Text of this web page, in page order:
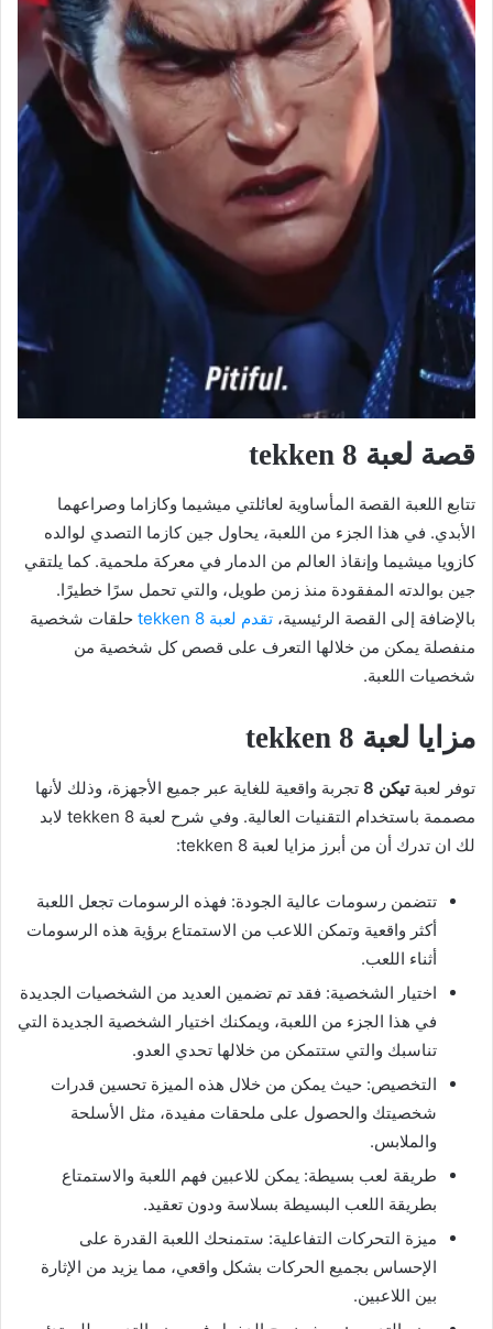
قصة لعبة tekken 8
تتابع اللعبة القصة المأساوية لعائلتي ميشيما وكازاما وصراعهما
الأبدي. في هذا الجزء من اللعبة، يحاول جين كازما التصدي لوالده
كازويا ميشيما وإنقاذ العالم من الدمار في معركة ملحمية. كما يلتقي
جين بوالدته المفقودة منذ زمن طويل، والتي تحمل سرًا خطيرًا.
بالإضافة إلى القصة الرئيسية، تقدم لعبة tekken 8
حلقات شخصية
منفصلة يمكن من خلالها التعرف على قصص كل شخصية من
شخصيات اللعبة.
مزايا لعبة tekken 8
توفر لعبةتيكن 8
تجربة واقعية للغاية عبر جميع الأجهزة، وذلك لأنها
مصممة باستخدام التقنيات العالية. وفي شرح لعبة tekken 8 لابد
لك ان تدرك أن من أبرز مزايا لعبة tekken 8:
تتضمن رسومات عالية الجودة: فهذه الرسومات تجعل اللعبة
أكثر واقعية وتمكن اللاعب من الاستمتاع برؤية هذه الرسومات
أثناء اللعب.
اختيار الشخصية: فقد تم تضمين العديد من الشخصيات الجديدة
في هذا الجزء من اللعبة، ويمكنك اختيار الشخصية الجديدة التي
تناسبك والتي ستتمكن من خلالها تحدي العدو.
التخصيص: حيث يمكن من خلال هذه الميزة تحسين قدرات
شخصيتك والحصول على ملحقات مفيدة، مثل الأسلحة
والملابس.
طريقة لعب بسيطة: يمكن للاعبين فهم اللعبة والاستمتاع
بطريقة اللعب البسيطة بسلاسة ودون تعقيد.
ميزة التحركات التفاعلية: ستمنحك اللعبة القدرة على
الإحساس بجميع الحركات بشكل واقعي، مما يزيد من الإثارة
بين اللاعبين.